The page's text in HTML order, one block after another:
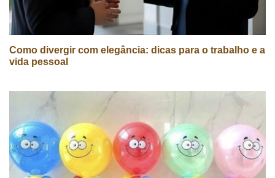
Como divergir com elegância: dicas para o trabalho e a
vida pessoal